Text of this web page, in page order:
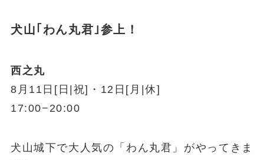
犬山｢わん丸君｣参上！
西之丸
8月11日[日|祝]・12日[月|休]
17:00−20:00
犬山城下で大人気の「わん丸君」がやってきま